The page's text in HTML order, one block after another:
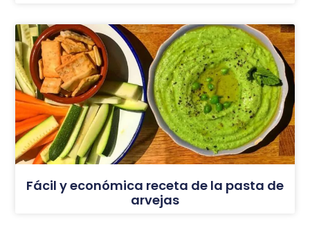
Fácil y económica receta de la pasta de
arvejas